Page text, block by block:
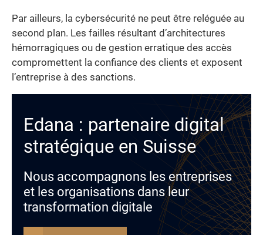
Par ailleurs, la cybersécurité ne peut être reléguée au
second plan. Les failles résultant d’architectures
hémorragiques ou de gestion erratique des accès
compromettent la confiance des clients et exposent
l’entreprise à des sanctions.
Edana : partenaire digital
stratégique en Suisse
Nous accompagnons les entreprises
et les organisations dans leur
transformation digitale